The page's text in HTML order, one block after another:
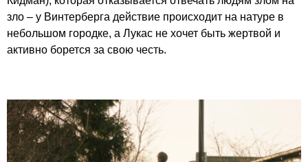
зло – у Винтерберга действие происходит на натуре в
небольшом городке, а Лукас не хочет быть жертвой и
активно борется за свою честь.